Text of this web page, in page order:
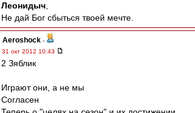
Леонидыч
Не дай Бог сбыться твоей мечте.
Aeroshock -
31 окт 2012 10:43
2 Зяблик
Играют они, а не мы
Согласен